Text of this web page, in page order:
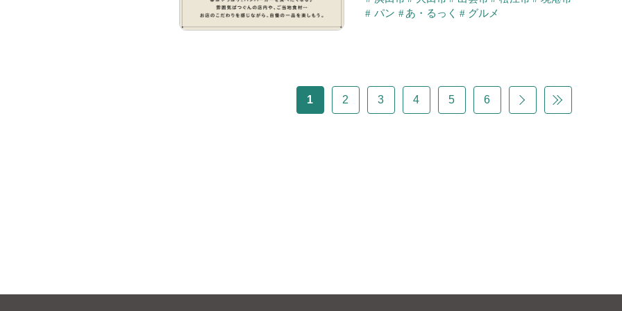
パン
あ・るっく グルメ
1 2 3 4 5 6